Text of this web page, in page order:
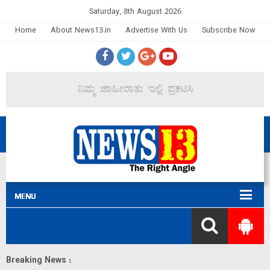
Saturday, 8th August 2026
Home
About News13.in Advertise With Us Subscribe Now
Breaking News :